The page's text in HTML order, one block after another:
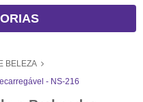
BELEZA
- NS-216